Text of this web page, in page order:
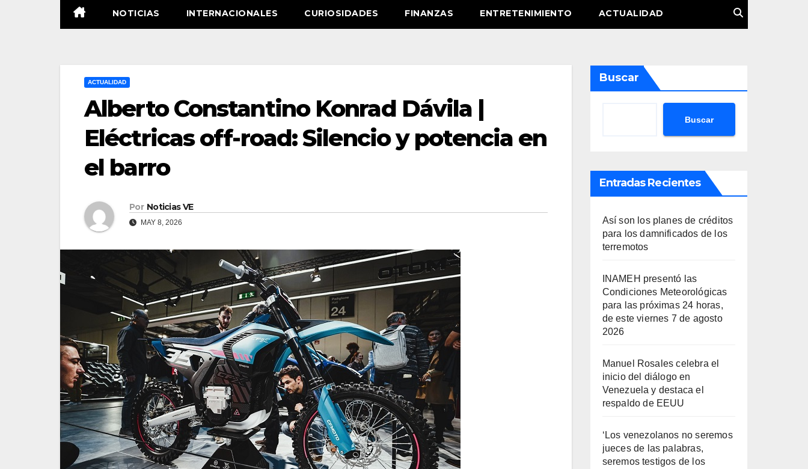
NOTICIAS INTERNACIONALES CURIOSIDADES FINANZAS ENTRETENIMIENTO ACTUALIDAD
ACTUALIDAD
Alberto Constantino Konrad Dávila |
Eléctricas off-road: Silencio y potencia en
el barro
Por Noticias VE
MAY 8, 2026
Buscar
Buscar
Entradas Recientes
Así son los planes de créditos
para los damnificados de los
terremotos
INAMEH presentó las
Condiciones Meteorológicas
para las próximas 24 horas,
de este viernes 7 de agosto
2026
Manuel Rosales celebra el
inicio del diálogo en
Venezuela y destaca el
respaldo de EEUU
‘Los venezolanos no seremos
jueces de las palabras,
seremos testigos de los